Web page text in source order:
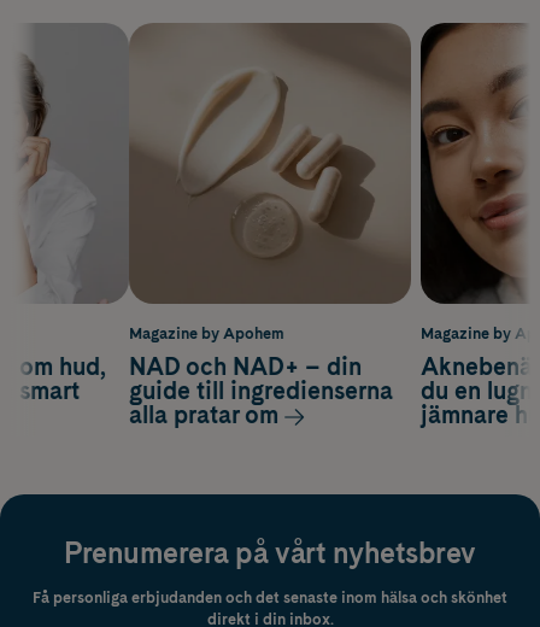
Magazine by
du en
jämnare
om hud,
smart
Magazine by Apohem
NAD och NAD+ – din
guide till ingredienserna
alla pratar om
Prenumerera på vårt nyhetsbrev
Få personliga erbjudanden och det senaste inom hälsa och skönhet
direkt i din inbox.